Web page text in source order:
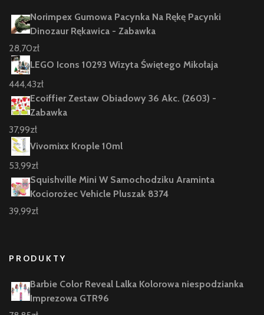
Norimpex Gumowa Pacynka Na Rękę Pacynki
Dinozaur Rękawica - Zabawka
28,70zł
LEGO Icons 10293 Wizyta Świętego Mikołaja
444,43zł
Ecoiffier Zestaw Obiadowy 36 Akc. (2603) -
Zabawka
37,99zł
Vivomixx Krople 10ml
53,99zł
Squishville Mini W Samochodziku Araminta
Kociorożec Vehicle Pluszak 8374
39,99zł
PRODUKTY
Barbie Color Reveal Lalka Kolorowa niespodzianka
Imprezowa GTR96